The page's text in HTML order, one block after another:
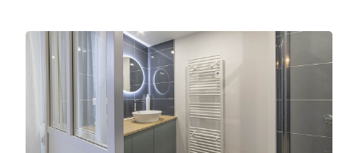
Cuisine moderne
Cuisine design
Cuisine rustique
Cuisine industrielle
Agencements
Trouver son agencement
Cuisine ouverte
Cuisine fermée
Cuisine avec îlot
Cuisine ergonomique
Implantations
Cuisine en U
Cuisine en I
Couleurs et matériaux
Accessoires
Agencements
Accessoires
Les types de dressing
Rangement sur-mesure
Agencements
Bibliothèque
Meubles de salon